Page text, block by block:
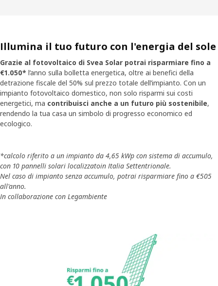
Illumina il tuo futuro con l'energia del sole
Grazie al fotovoltaico di Svea Solar potrai risparmiare fino a
€1.050* l’anno sulla bolletta energetica, oltre ai benefici della
detrazione fiscale del 50% sul prezzo totale dell’impianto. Con un
impianto fotovoltaico domestico, non solo risparmi sui costi
energetici, ma contribuisci anche a un futuro più sostenibile,
rendendo la tua casa un simbolo di progresso economico ed
ecologico.
*calcolo riferito a un impianto da 4,65 kWp con sistema di accumulo,
con 10 pannelli solari localizzatoin Italia Settentrionale.
Nel caso di impianto senza accumulo, potrai risparmiare fino a €505
all'anno.
In collaborazione con Legambiente